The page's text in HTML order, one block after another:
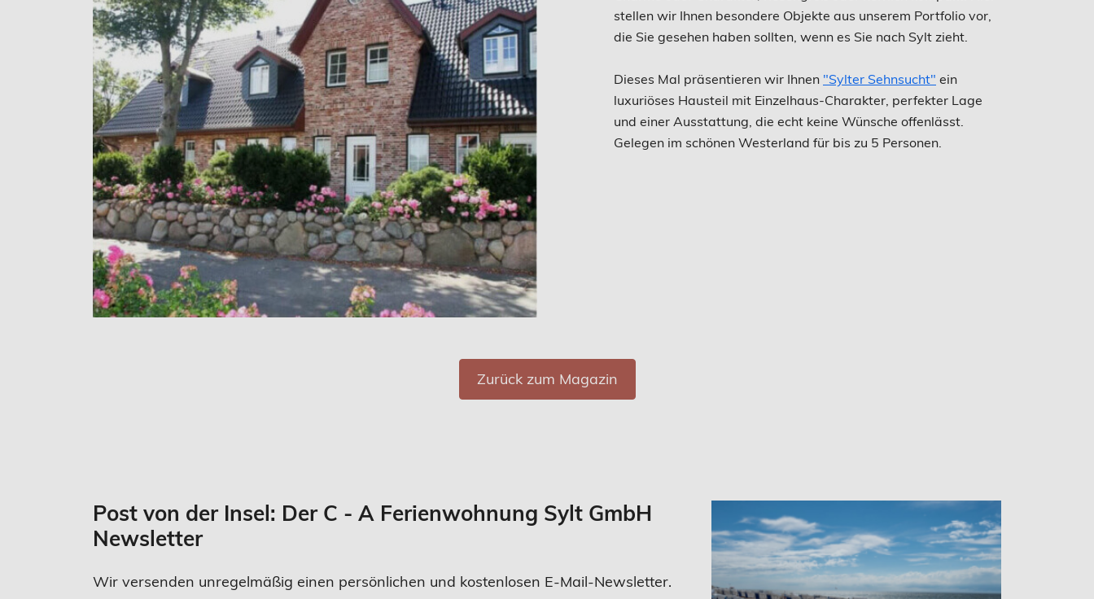
stellen wir Ihnen besondere Objekte aus unserem Portfolio vor,
die Sie gesehen haben sollten, wenn es Sie nach Sylt zieht.
Dieses Mal präsentieren wir Ihnen "Sylter Sehnsucht" ein
luxuriöses Hausteil mit Einzelhaus-Charakter, perfekter Lage
und einer Ausstattung, die echt keine Wünsche offenlässt.
Gelegen im schönen Westerland für bis zu 5 Personen.
Zurück zum Magazin
Post von der Insel: Der C - A Ferienwohnung Sylt GmbH
Newsletter
Wir versenden unregelmäßig einen persönlichen und kostenlosen E-Mail-Newsletter.